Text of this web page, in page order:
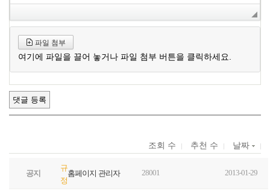
파일 첨부
여기에 파일을 끌어 놓거나 파일 첨부 버튼을 클릭하세요.
조회 수 추천 수 날짜
공지
규
정
홈페이지 관리자 28001 2013-01-29